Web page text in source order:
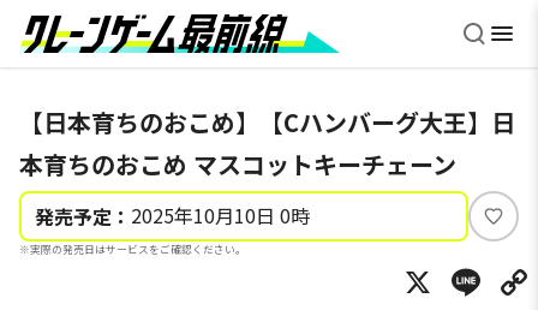
【日本育ちのおこめ】【Cハンバーグ大王】日
本育ちのおこめ マスコットキーチェーン
発売予定： 2025年10月10日 0時
※実際の発売日はサービスをご確認ください。
い
ね
X